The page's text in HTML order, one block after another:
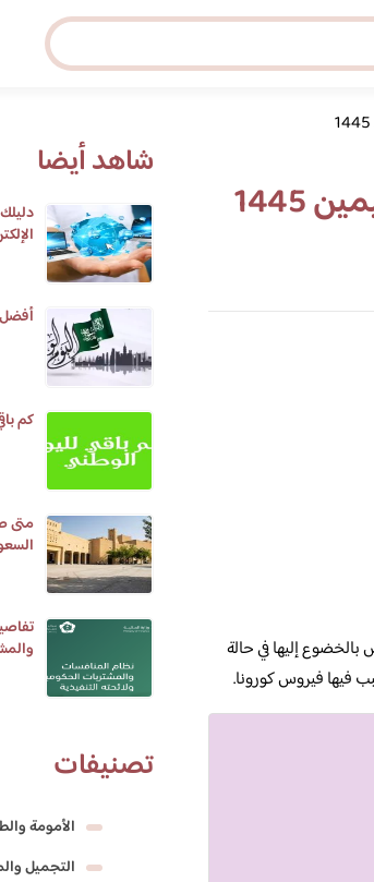
العصرية
يهمك
إليها في حالة
فيها فيروس كورونا.
شاهد أيضا
أفضل
كم
متى
تصنيفات
الأمومة
التجميل